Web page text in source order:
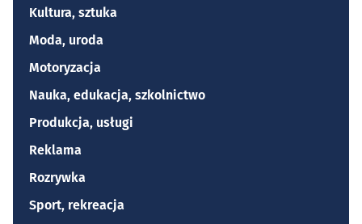
Kultura, sztuka
Moda, uroda
Motoryzacja
Nauka, edukacja, szkolnictwo
Produkcja, usługi
Reklama
Rozrywka
Sport, rekreacja